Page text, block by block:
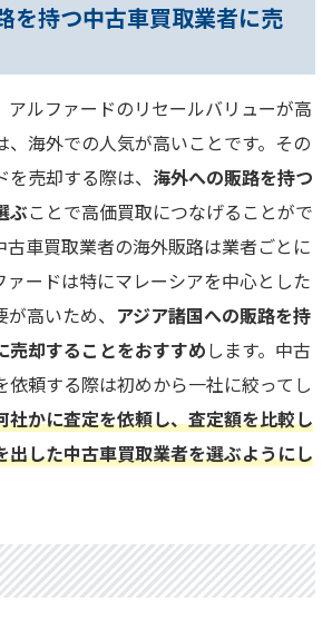
を持つ中古車買取業者に売
アルファードのリセールバリューが高
、海外での人気が高いことです。その
売却する際は、 海外への販路を持つ
ぶことで高価買取につなげることがで
古車買取業者の海外販路は業者ごとに
ァードは特にマレーシアを中心とした
高いため、 アジア諸国への販路を持
売却することをおすすめします。中古
依頼する際は初めから一社に絞ってし
社かに査定を依頼し、査定額を比較し
出した中古車買取業者を選ぶようにし